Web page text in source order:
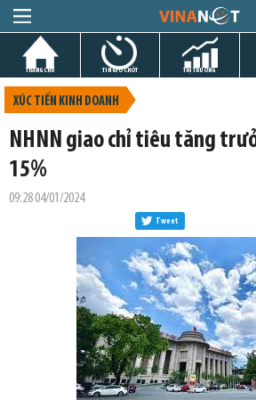
TRANG CHỦ TIN GIỜ CHÓT THỊ TRƯỜNG
XÚC TIẾN KINH DOANH
NHNN giao chỉ tiêu tăng
15%
09:28 04/01/2024
Tweet